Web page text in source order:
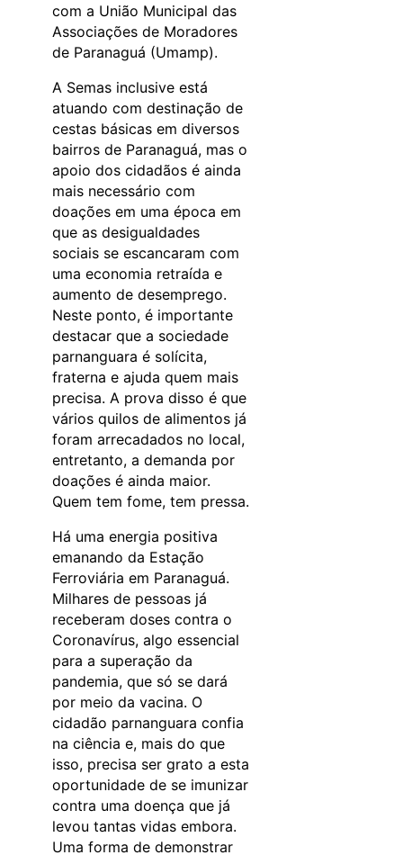
com a União Municipal das
Associações de Moradores
de Paranaguá (Umamp).
A Semas inclusive está
atuando com destinação de
cestas básicas em diversos
bairros de Paranaguá, mas o
apoio dos cidadãos é ainda
mais necessário com
doações em uma época em
que as desigualdades
sociais se escancaram com
uma economia retraída e
aumento de desemprego.
Neste ponto, é importante
destacar que a sociedade
parnanguara é solícita,
fraterna e ajuda quem mais
precisa. A prova disso é que
vários quilos de alimentos já
foram arrecadados no local,
entretanto, a demanda por
doações é ainda maior.
Quem tem fome, tem pressa.
Há uma energia positiva
emanando da Estação
Ferroviária em Paranaguá.
Milhares de pessoas já
receberam doses contra o
Coronavírus, algo essencial
para a superação da
pandemia, que só se dará
por meio da vacina. O
cidadão parnanguara confia
na ciência e, mais do que
isso, precisa ser grato a esta
oportunidade de se imunizar
contra uma doença que já
levou tantas vidas embora.
Uma forma de demonstrar